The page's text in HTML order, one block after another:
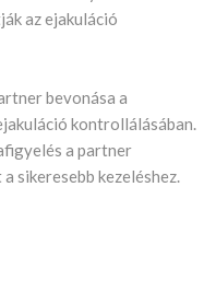
az ejakuláció
bevonása a
kontrollálásában.
a partner
sikeresebb kezeléshez.